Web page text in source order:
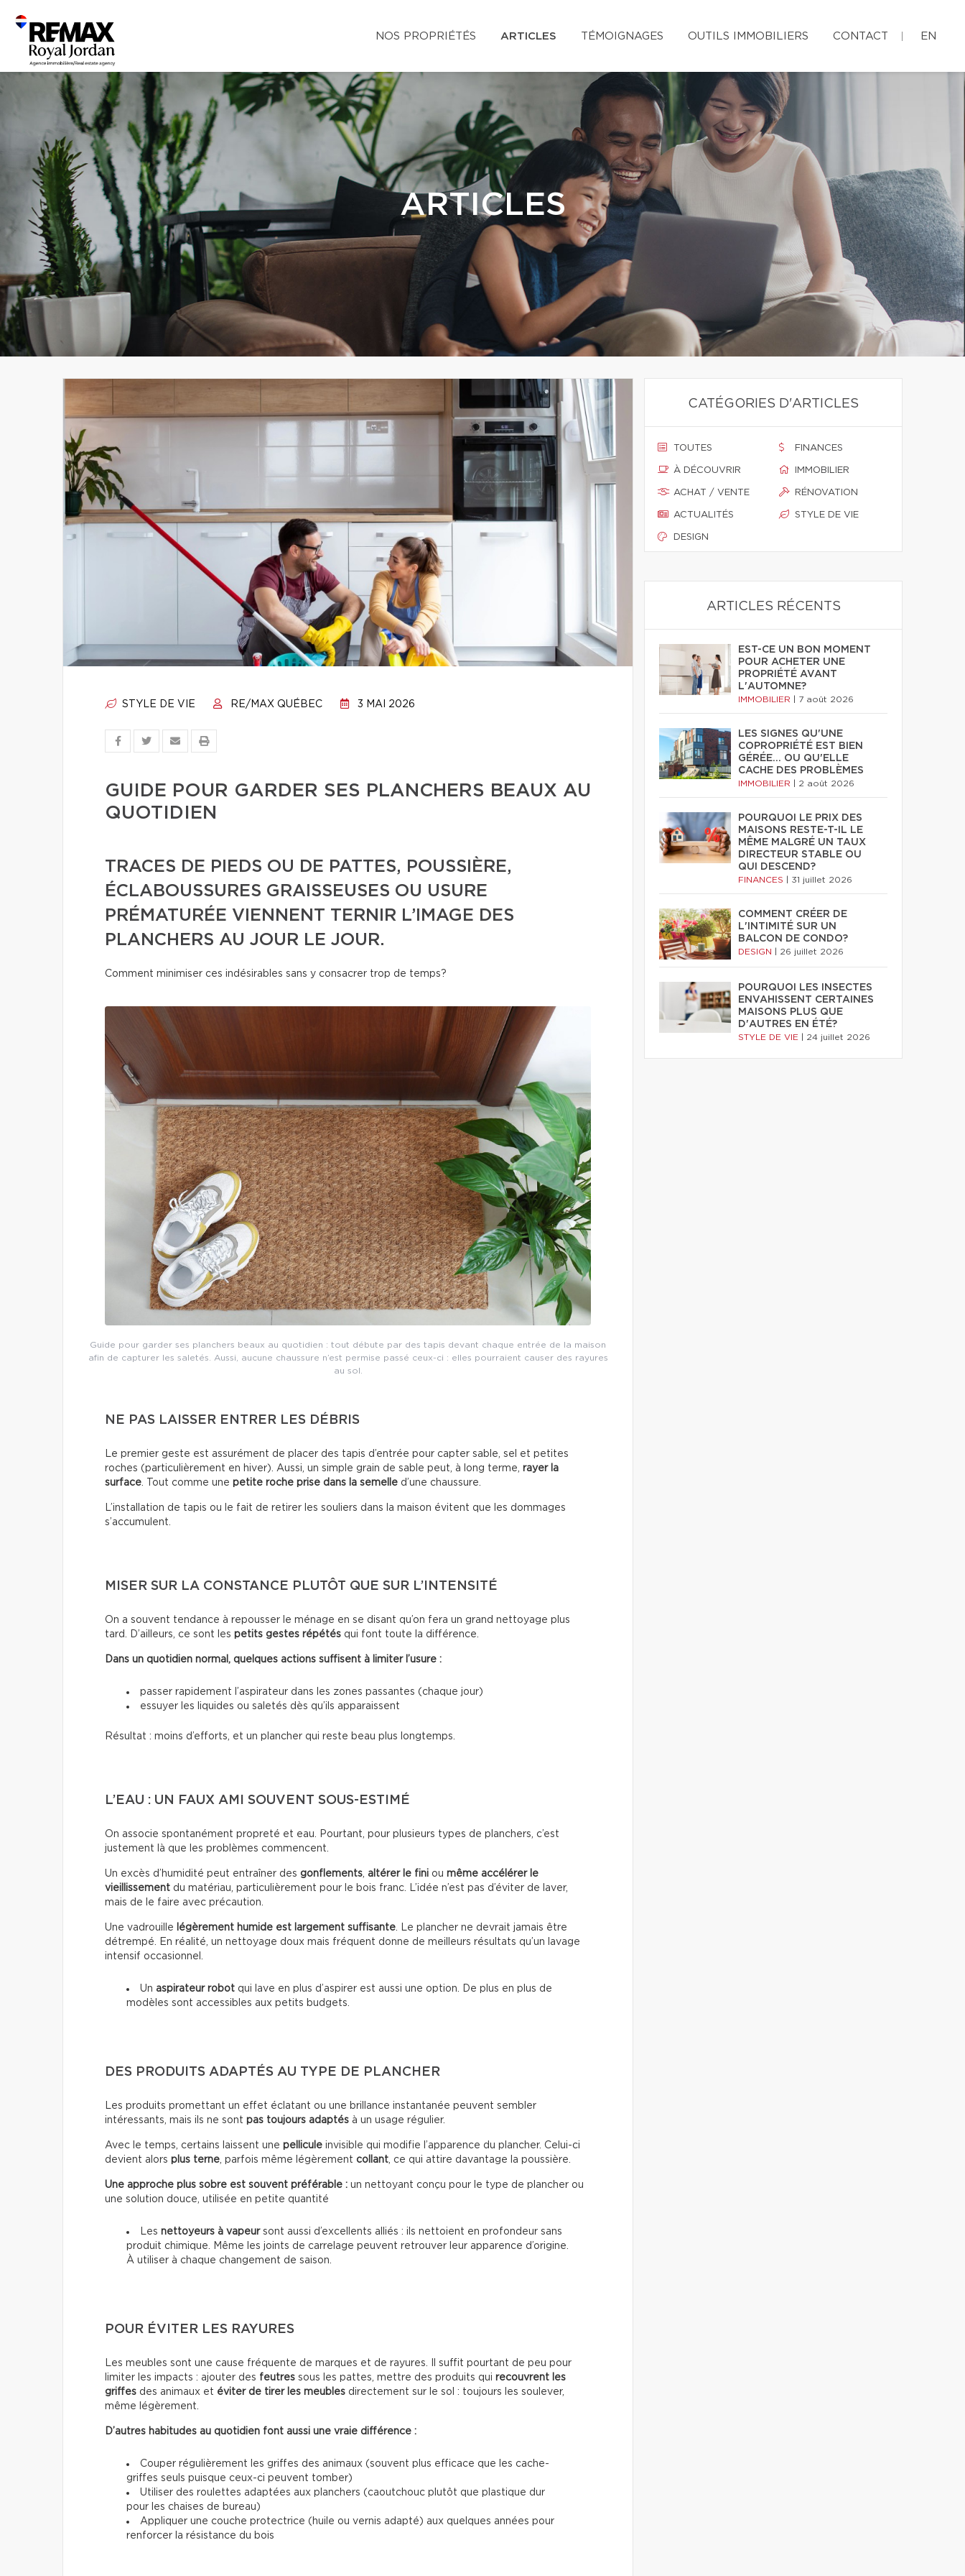
NOS PROPRIÉTÉS ARTICLES TÉMOIGNAGES OUTILS IMMOBILIERS CONTACT EN
ARTICLES
STYLE DE VIE RE/MAX QUÉBEC 3 MAI 2026
GUIDE POUR GARDER SES PLANCHERS BEAUX AU
QUOTIDIEN
TRACES DE PIEDS OU DE PATTES, POUSSIÈRE,
ÉCLABOUSSURES GRAISSEUSES OU USURE
PRÉMATURÉE VIENNENT TERNIR L’IMAGE DES
PLANCHERS AU JOUR LE JOUR.
Comment minimiser ces indésirables sans y consacrer trop de temps?
Guide pour garder ses planchers beaux au quotidien : tout débute par des tapis devant chaque entrée de la maison
afin de capturer les saletés. Aussi, aucune chaussure n’est permise passé ceux-ci : elles pourraient causer des rayures
au sol.
NE PAS LAISSER ENTRER LES DÉBRIS
Le premier geste est assurément de placer des tapis d’entrée pour capter sable, sel et petites
roches (particulièrement en hiver). Aussi, un simple grain de sable peut, à long terme, rayer la
surface. Tout comme une petite roche prise dans la semelle d’une chaussure.
L’installation de tapis ou le fait de retirer les souliers dans la maison évitent que les dommages
s’accumulent.
MISER SUR LA CONSTANCE PLUTÔT QUE SUR L’INTENSITÉ
On a souvent tendance à repousser le ménage en se disant qu’on fera un grand nettoyage plus
tard. D’ailleurs, ce sont les petits gestes répétés qui font toute la différence.
Dans un quotidien normal, quelques actions suffisent à limiter l’usure :
passer rapidement l’aspirateur dans les zones passantes (chaque jour)
essuyer les liquides ou saletés dès qu’ils apparaissent
Résultat : moins d’efforts, et un plancher qui reste beau plus longtemps.
L’EAU : UN FAUX AMI SOUVENT SOUS-ESTIMÉ
On associe spontanément propreté et eau. Pourtant, pour plusieurs types de planchers, c’est
justement là que les problèmes commencent.
Un excès d’humidité peut entraîner des gonflements, altérer le fini ou même accélérer le
vieillissement du matériau, particulièrement pour le bois franc. L’idée n’est pas d’éviter de laver,
mais de le faire avec précaution.
Une vadrouille légèrement humide est largement suffisante. Le plancher ne devrait jamais être
détrempé. En réalité, un nettoyage doux mais fréquent donne de meilleurs résultats qu’un lavage
intensif occasionnel.
Un aspirateur robot qui lave en plus d’aspirer est aussi une option. De plus en plus de
modèles sont accessibles aux petits budgets.
DES PRODUITS ADAPTÉS AU TYPE DE PLANCHER
Les produits promettant un effet éclatant ou une brillance instantanée peuvent sembler
intéressants, mais ils ne sont pas toujours adaptés à un usage régulier.
Avec le temps, certains laissent une pellicule invisible qui modifie l’apparence du plancher. Celui-ci
devient alors plus terne, parfois même légèrement collant, ce qui attire davantage la poussière.
Une approche plus sobre est souvent préférable : un nettoyant conçu pour le type de plancher ou
une solution douce, utilisée en petite quantité
Les nettoyeurs à vapeursont aussi d’excellents alliés : ils nettoient en profondeur sans
produit chimique. Même les joints de carrelage peuvent retrouver leur apparence d’origine.
À utiliser à chaque changement de saison.
POUR ÉVITER LES RAYURES
Les meubles sont une cause fréquente de marques et de rayures. Il suffit pourtant de peu pour
limiter les impacts : ajouter des feutres sous les pattes, mettre des produits qui recouvrent les
griffes des animaux et éviter de tirer les meubles directement sur le sol : toujours les soulever,
même légèrement.
D’autres habitudes au quotidien font aussi une vraie différence :
Couper régulièrement les griffes des animaux (souvent plus efficace que les cache-
griffes seuls puisque ceux-ci peuvent tomber)
Utiliser des roulettes adaptées aux planchers (caoutchouc plutôt que plastique dur
pour les chaises de bureau)
Appliquer une couche protectrice (huile ou vernis adapté) aux quelques années pour
renforcer la résistance du bois
CATÉGORIES D'ARTICLES
TOUTES
À DÉCOUVRIR
ACHAT / VENTE
ACTUALITÉS
DESIGN
FINANCES
IMMOBILIER
RÉNOVATION
STYLE DE VIE
ARTICLES RÉCENTS
EST-CE UN BON MOMENT
POUR ACHETER UNE
PROPRIÉTÉ AVANT
L'AUTOMNE?
IMMOBILIER 7 août 2026
LES SIGNES QU'UNE
COPROPRIÉTÉ EST BIEN
GÉRÉE… OU QU'ELLE
CACHE DES PROBLÈMES
IMMOBILIER 2 août 2026
POURQUOI LE PRIX DES
MAISONS RESTE-T-IL LE
MÊME MALGRÉ UN TAUX
DIRECTEUR STABLE OU
QUI DESCEND?
FINANCES 31 juillet 2026
COMMENT CRÉER DE
L'INTIMITÉ SUR UN
BALCON DE CONDO?
DESIGN 26 juillet 2026
POURQUOI LES INSECTES
ENVAHISSENT CERTAINES
MAISONS PLUS QUE
D'AUTRES EN ÉTÉ?
STYLE DE VIE 24 juillet 2026